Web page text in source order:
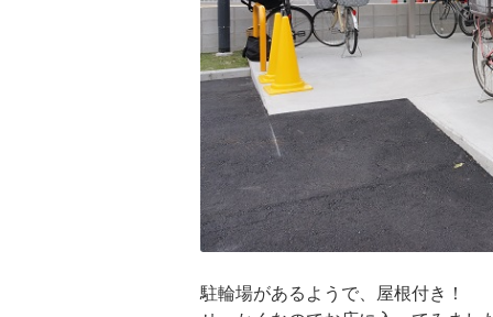
駐輪場があるようで、屋根付き！